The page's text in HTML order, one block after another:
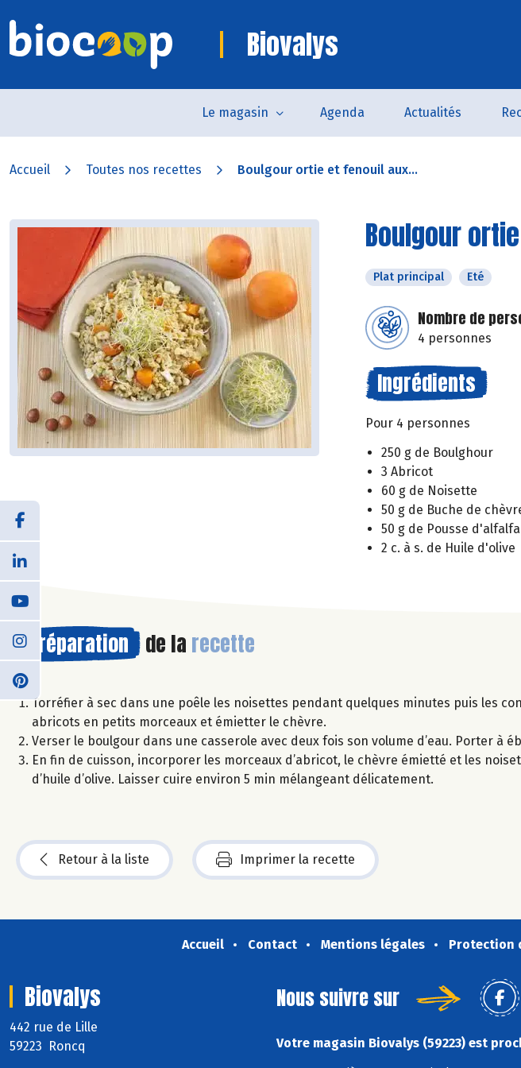
Biovalys
Le magasin Agenda Actualités
Accueil Toutes nos recettes Boulgour ortie et fenouil aux...
Boulgour
Plat principal Eté
Nombre de
4 personnes
Ingrédients
Pour 4 personnes
250 g de Boulghour
3 Abricot
60 g de Noisette
50 g de Buche de
50 g de Pousse d'alfalfa
2 c. à s. de Huile d'olive
Préparation de la recette
Torréfier à sec dans une poêle les noisettes pendant quelques minutes puis les
abricots en petits morceaux et émietter le chèvre.
Verser le boulgour dans une casserole avec deux fois son volume d’eau. Porter à
En fin de cuisson, incorporer les morceaux d’abricot, le chèvre émietté et les
d’huile d’olive. Laisser cuire environ 5 min mélangeant délicatement.
Retour à la liste Imprimer la recette
Accueil Contact Mentions légales Protection
Biovalys
442 rue de Lille
59223 Roncq
Nous suivre sur
Votre magasin Biovalys (59223) est